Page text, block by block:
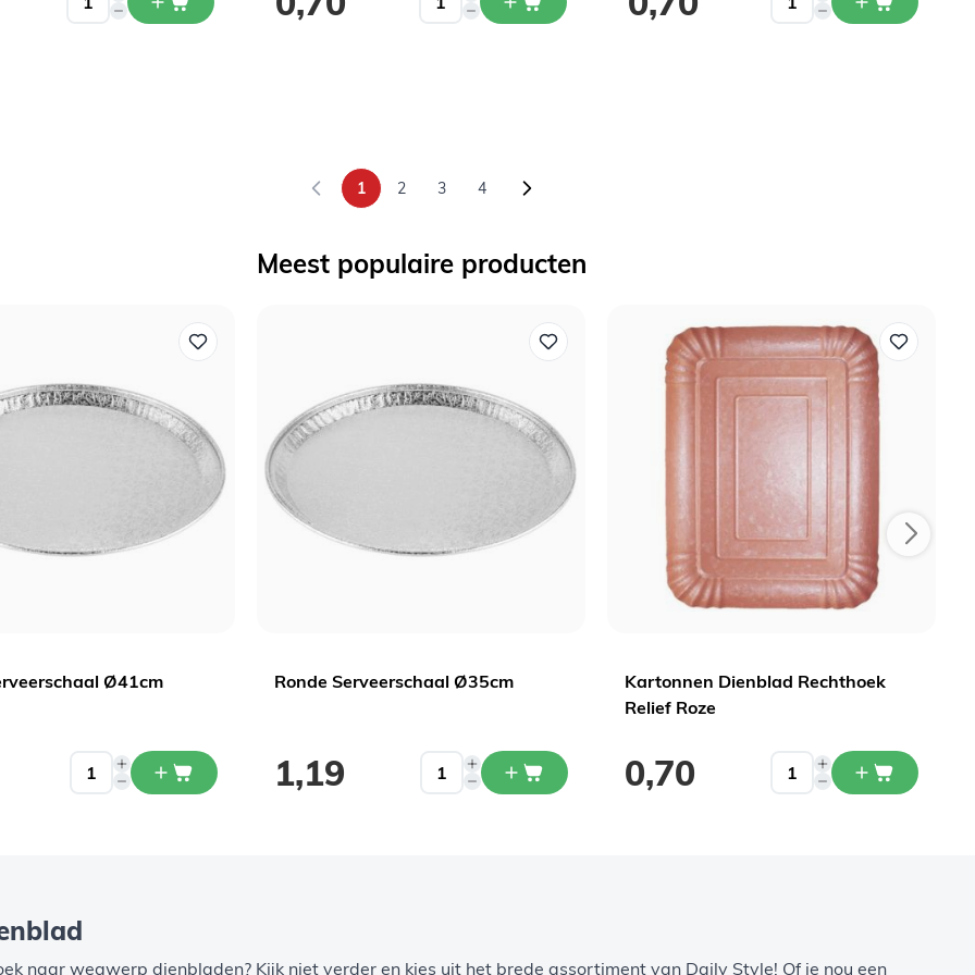
U lees momenteel pagina
1 Pagina
2 Pagina
3 Pagina
4
Meest populaire producten
Ø41cm Ronde Serveerschaal Ø35cm
1,19
Kartonnen Dienblad Rechthoek
Relief Roze
0,70
naar wegwerp dienbladen? Kijk niet verder en kies uit het brede assortiment van Daily Style! Of je nou een